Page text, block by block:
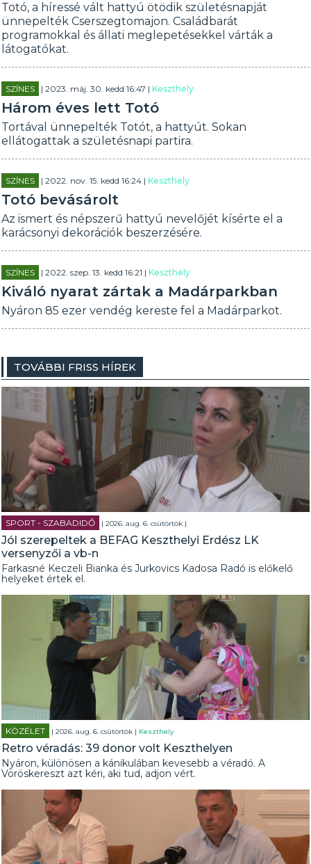
Totó, a híressé vált hattyú ötödik születésnapját
ünnepelték Cserszegtomajon. Családbarát
programokkal és állati meglepetésekkel várták a
látogatókat.
SZÍNES | 2023. máj. 30. kedd 16:47 |Keszthely
Három éves lett Totó
Tortával ünnepelték Totót, a hattyút. Sokan
ellátogattak a születésnapi partira.
SZÍNES | 2022. nov. 15. kedd 16:24 |Keszthely
Totó bevásárolt
Az ismert és népszerű hattyú nevelőjét kísérte el a
karácsonyi dekorációk beszerzésére.
SZÍNES | 2022. szep. 13. kedd 16:21 |Keszthely
Kiváló nyarat zártak a Madárparkban
Nyáron 85 ezer vendég kereste fel a Madárparkot.
TOVÁBBI FRISS HÍREK
SPORT - SZABADIDŐ | 2026. aug. 6. csütörtök |
Jól szerepeltek a BEFAG Keszthelyi Erdész LK
versenyzői a vb-n
Farkasné Keczeli Bianka és Jurkovics Kadosa Radó is előkelő
helyeket értek el.
KÖZÉLET | 2026. aug. 6. csütörtök | Keszthely
Retro véradás: 39 donor volt Keszthelyen
Nyáron, különösen a kánikulában kevesebb a véradó. A
Vöröskereszt azt kéri, aki tud, adjon vért.